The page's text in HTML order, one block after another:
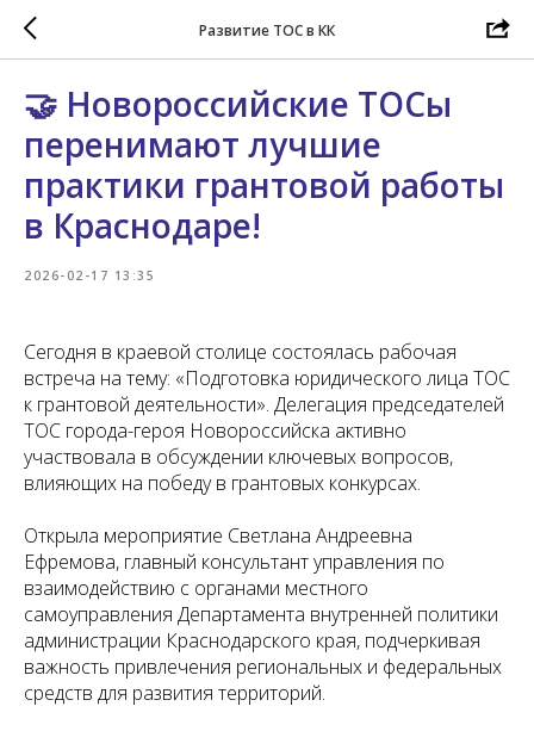
Развитие ТОС в КК
🤝 Новороссийские ТОСы
перенимают лучшие
практики грантовой работы
в Краснодаре!
2026-02-17 13:35
Сегодня в краевой столице состоялась рабочая
встреча на тему: «Подготовка юридического лица ТОС
к грантовой деятельности». Делегация председателей
ТОС города-героя Новороссийска активно
участвовала в обсуждении ключевых вопросов,
влияющих на победу в грантовых конкурсах.
Открыла мероприятие Светлана Андреевна
Ефремова, главный консультант управления по
взаимодействию с органами местного
самоуправления Департамента внутренней политики
администрации Краснодарского края, подчеркивая
важность привлечения региональных и федеральных
средств для развития территорий.